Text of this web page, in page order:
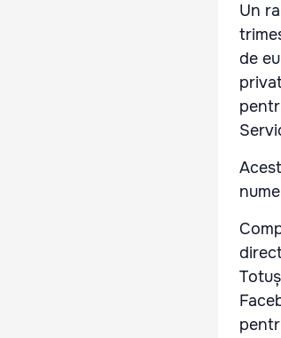
Un
de